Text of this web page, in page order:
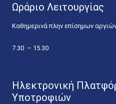
Ωράριο Λειτουργίας
Καθημερινά πλην επίσημων
7.30 – 15.30
Ηλεκτρονική
Υποτροφιών